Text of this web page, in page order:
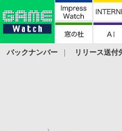
バックナンバー リリース送付